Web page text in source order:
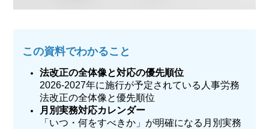
この資料でわかること
法改正の全体像と対応の優先順位
2026-2027年に施行が予定されている人事労務
法改正の全体像と優先順位
月別実務対応カレンダー
「いつ・何をすべきか」が明確になる月別実務